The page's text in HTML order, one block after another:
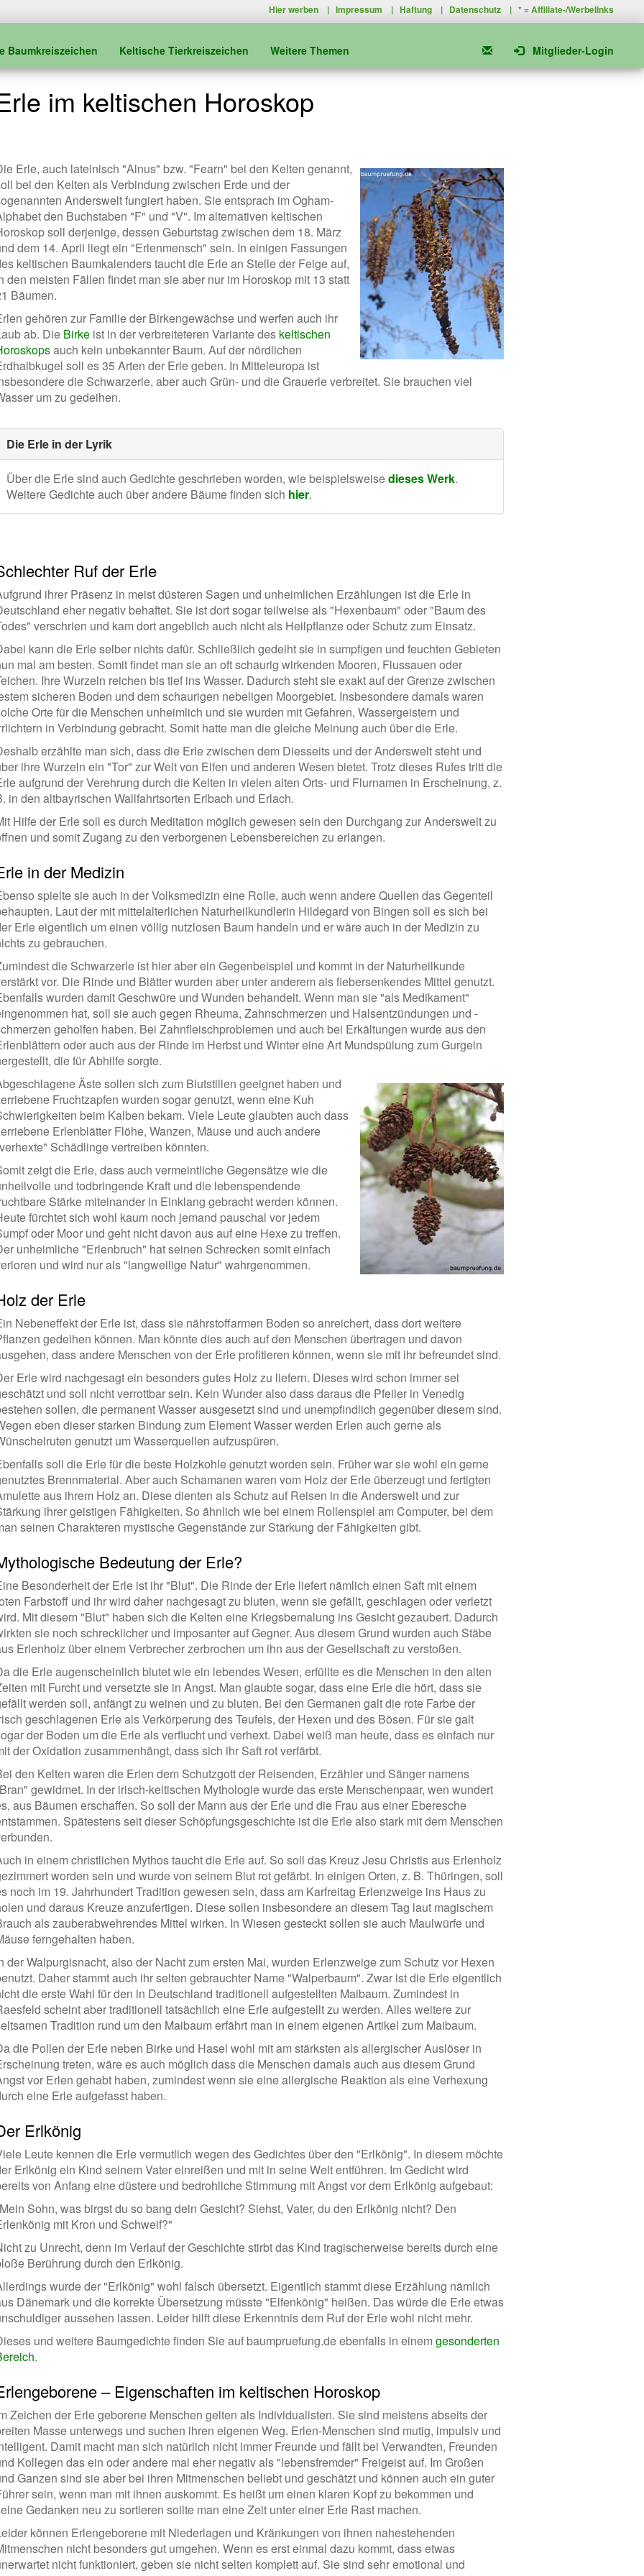
Hier werben |Impressum |Haftung | Datenschutz | * =Affiliate-/Werbelinks
Baumkreiszeichen Keltische Tierkreiszeichen Weitere Themen Mitglieder-Login
im keltischen Horoskop
Erle, auch lateinisch "Alnus" bzw. "Fearn" bei den Kelten genannt,
bei den Kelten als Verbindung zwischen Erde und der
Anderswelt fungiert haben. Sie entsprach im Ogham-
den Buchstaben "F" und "V". Im alternativen keltischen
soll derjenige, dessen Geburtstag zwischen dem 18. März
dem 14. April liegt ein "Erlenmensch" sein. In einigen Fassungen
keltischen Baumkalenders taucht die Erle an Stelle der Feige auf,
den meisten Fällen findet man sie aber nur im Horoskop mit 13 statt
Bäumen.
gehören zur Familie der Birkengewächse und werfen auch ihr
ab. Die Birke ist in der verbreiteteren Variante des keltischen
auch kein unbekannter Baum. Auf der nördlichen
soll es 35 Arten der Erle geben. In Mitteleuropa ist
die Schwarzerle, aber auch Grün- und die Grauerle verbreitet. Sie brauchen viel
um zu gedeihen.
Die Erle in der Lyrik
Über die Erle sind auch Gedichte geschrieben worden, wie beispielsweisedieses Werk.
Weitere Gedichte auch über andere Bäume finden sich hier.
Ruf der Erle
ihrer Präsenz in meist düsteren Sagen und unheimlichen Erzählungen ist die Erle in
eher negativ behaftet. Sie ist dort sogar teilweise als "Hexenbaum" oder "Baum des
verschrien und kam dort angeblich auch nicht als Heilpflanze oder Schutz zum Einsatz.
kann die Erle selber nichts dafür. Schließlich gedeiht sie in sumpfigen und feuchten Gebieten
mal am besten. Somit findet man sie an oft schaurig wirkenden Mooren, Flussauen oder
Ihre Wurzeln reichen bis tief ins Wasser. Dadurch steht sie exakt auf der Grenze zwischen
sicheren Boden und dem schaurigen nebeligen Moorgebiet. Insbesondere damals waren
Orte für die Menschen unheimlich und sie wurden mit Gefahren, Wassergeistern und
in Verbindung gebracht. Somit hatte man die gleiche Meinung auch über die Erle.
erzählte man sich, dass die Erle zwischen dem Diesseits und der Anderswelt steht und
ihre Wurzeln ein "Tor" zur Welt von Elfen und anderen Wesen bietet. Trotz dieses Rufes tritt die
aufgrund der Verehrung durch die Kelten in vielen alten Orts- und Flurnamen in Erscheinung, z.
in den altbayrischen Wallfahrtsorten Erlbach und Erlach.
Hilfe der Erle soll es durch Meditation möglich gewesen sein den Durchgang zur Anderswelt zu
und somit Zugang zu den verborgenen Lebensbereichen zu erlangen.
in der Medizin
spielte sie auch in der Volksmedizin eine Rolle, auch wenn andere Quellen das Gegenteil
Laut der mit mittelalterlichen Naturheilkundlerin Hildegard von Bingen soll es sich bei
Erle eigentlich um einen völlig nutzlosen Baum handeln und er wäre auch in der Medizin zu
zu gebrauchen.
die Schwarzerle ist hier aber ein Gegenbeispiel und kommt in der Naturheilkunde
vor. Die Rinde und Blätter wurden aber unter anderem als fiebersenkendes Mittel genutzt.
wurden damit Geschwüre und Wunden behandelt. Wenn man sie "als Medikament"
hat, soll sie auch gegen Rheuma, Zahnschmerzen und Halsentzündungen und -
geholfen haben. Bei Zahnfleischproblemen und auch bei Erkältungen wurde aus den
oder auch aus der Rinde im Herbst und Winter eine Art Mundspülung zum Gurgeln
die für Abhilfe sorgte.
Äste sollen sich zum Blutstillen geeignet haben und
Fruchtzapfen wurden sogar genutzt, wenn eine Kuh
beim Kalben bekam. Viele Leute glaubten auch dass
Erlenblätter Flöhe, Wanzen, Mäuse und auch andere
Schädlinge vertreiben könnten.
zeigt die Erle, dass auch vermeintliche Gegensätze wie die
und todbringende Kraft und die lebenspendende
Stärke miteinander in Einklang gebracht werden können.
fürchtet sich wohl kaum noch jemand pauschal vor jedem
oder Moor und geht nicht davon aus auf eine Hexe zu treffen.
unheimliche "Erlenbruch" hat seinen Schrecken somit einfach
und wird nur als "langweilige Natur" wahrgenommen.
der Erle
Nebeneffekt der Erle ist, dass sie nährstoffarmen Boden so anreichert, dass dort weitere
gedeihen können. Man könnte dies auch auf den Menschen übertragen und davon
dass andere Menschen von der Erle profitieren können, wenn sie mit ihr befreundet sind.
Erle wird nachgesagt ein besonders gutes Holz zu liefern. Dieses wird schon immer sei
und soll nicht verrottbar sein. Kein Wunder also dass daraus die Pfeiler in Venedig
sollen, die permanent Wasser ausgesetzt sind und unempfindlich gegenüber diesem sind.
eben dieser starken Bindung zum Element Wasser werden Erlen auch gerne als
genutzt um Wasserquellen aufzuspüren.
soll die Erle für die beste Holzkohle genutzt worden sein. Früher war sie wohl ein gerne
Brennmaterial. Aber auch Schamanen waren vom Holz der Erle überzeugt und fertigten
aus ihrem Holz an. Diese dienten als Schutz auf Reisen in die Anderswelt und zur
ihrer geistigen Fähigkeiten. So ähnlich wie bei einem Rollenspiel am Computer, bei dem
seinen Charakteren mystische Gegenstände zur Stärkung der Fähigkeiten gibt.
Bedeutung der Erle?
Besonderheit der Erle ist ihr "Blut". Die Rinde der Erle liefert nämlich einen Saft mit einem
Farbstoff und ihr wird daher nachgesagt zu bluten, wenn sie gefällt, geschlagen oder verletzt
Mit diesem "Blut" haben sich die Kelten eine Kriegsbemalung ins Gesicht gezaubert. Dadurch
sie noch schrecklicher und imposanter auf Gegner. Aus diesem Grund wurden auch Stäbe
Erlenholz über einem Verbrecher zerbrochen um ihn aus der Gesellschaft zu verstoßen.
die Erle augenscheinlich blutet wie ein lebendes Wesen, erfüllte es die Menschen in den alten
mit Furcht und versetzte sie in Angst. Man glaubte sogar, dass eine Erle die hört, dass sie
werden soll, anfängt zu weinen und zu bluten. Bei den Germanen galt die rote Farbe der
geschlagenen Erle als Verkörperung des Teufels, der Hexen und des Bösen. Für sie galt
der Boden um die Erle als verflucht und verhext. Dabei weiß man heute, dass es einfach nur
der Oxidation zusammenhängt, dass sich ihr Saft rot verfärbt.
den Kelten waren die Erlen dem Schutzgott der Reisenden, Erzähler und Sänger namens
gewidmet. In der irisch-keltischen Mythologie wurde das erste Menschenpaar, wen wundert
aus Bäumen erschaffen. So soll der Mann aus der Erle und die Frau aus einer Eberesche
Spätestens seit dieser Schöpfungsgeschichte ist die Erle also stark mit dem Menschen
in einem christlichen Mythos taucht die Erle auf. So soll das Kreuz Jesu Christis aus Erlenholz
worden sein und wurde von seinem Blut rot gefärbt. In einigen Orten, z. B. Thüringen, soll
noch im 19. Jahrhundert Tradition gewesen sein, dass am Karfreitag Erlenzweige ins Haus zu
und daraus Kreuze anzufertigen. Diese sollen insbesondere an diesem Tag laut magischem
als zauberabwehrendes Mittel wirken. In Wiesen gesteckt sollen sie auch Maulwürfe und
ferngehalten haben.
der Walpurgisnacht, also der Nacht zum ersten Mai, wurden Erlenzweige zum Schutz vor Hexen
Daher stammt auch ihr selten gebrauchter Name "Walperbaum". Zwar ist die Erle eigentlich
die erste Wahl für den in Deutschland traditionell aufgestellten Maibaum. Zumindest in
scheint aber traditionell tatsächlich eine Erle aufgestellt zu werden. Alles weitere zur
Tradition rund um den Maibaum erfährt man in einem eigenen Artikel zum Maibaum.
die Pollen der Erle neben Birke und Hasel wohl mit am stärksten als allergischer Auslöser in
treten, wäre es auch möglich dass die Menschen damals auch aus diesem Grund
vor Erlen gehabt haben, zumindest wenn sie eine allergische Reaktion als eine Verhexung
eine Erle aufgefasst haben.
Erlkönig
Leute kennen die Erle vermutlich wegen des Gedichtes über den "Erlkönig". In diesem möchte
Erlkönig ein Kind seinem Vater einreißen und mit in seine Welt entführen. Im Gedicht wird
von Anfang eine düstere und bedrohliche Stimmung mit Angst vor dem Erlkönig aufgebaut:
Sohn, was birgst du so bang dein Gesicht? Siehst, Vater, du den Erlkönig nicht? Den
mit Kron und Schweif?"
zu Unrecht, denn im Verlauf der Geschichte stirbt das Kind tragischerweise bereits durch eine
Berührung durch den Erlkönig.
wurde der "Erlkönig" wohl falsch übersetzt. Eigentlich stammt diese Erzählung nämlich
Dänemark und die korrekte Übersetzung müsste "Elfenkönig" heißen. Das würde die Erle etwas
aussehen lassen. Leider hilft diese Erkenntnis dem Ruf der Erle wohl nicht mehr.
und weitere Baumgedichte finden Sie auf baumpruefung.de ebenfalls in einem gesonderten
.
– Eigenschaften im keltischen Horoskop
Zeichen der Erle geborene Menschen gelten als Individualisten. Sie sind meistens abseits der
Masse unterwegs und suchen ihren eigenen Weg. Erlen-Menschen sind mutig, impulsiv und
Damit macht man sich natürlich nicht immer Freunde und fällt bei Verwandten, Freunden
Kollegen das ein oder andere mal eher negativ als "lebensfremder" Freigeist auf. Im Großen
Ganzen sind sie aber bei ihren Mitmenschen beliebt und geschätzt und können auch ein guter
sein, wenn man mit ihnen auskommt. Es heißt um einen klaren Kopf zu bekommen und
Gedanken neu zu sortieren sollte man eine Zeit unter einer Erle Rast machen.
können Erlengeborene mit Niederlagen und Kränkungen von ihnen nahestehenden
nicht besonders gut umgehen. Wenn es erst einmal dazu kommt, dass etwas
nicht funktioniert, geben sie nicht selten komplett auf. Sie sind sehr emotional und